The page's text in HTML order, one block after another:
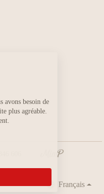
606
Français
avons besoin de
plus agréable.